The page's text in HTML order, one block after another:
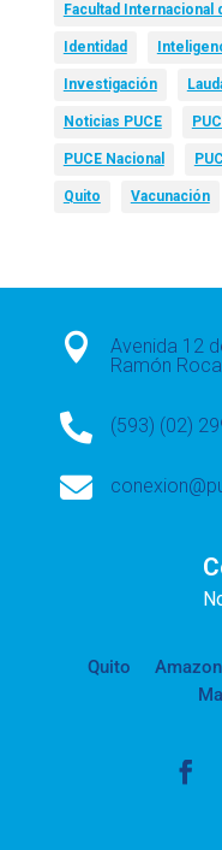
Facultad Internacional
Identidad
Investigación
Noticias PUCE
PUCE Nacional
Quito Vacunación

Avenida 12
Ramón Roca
 (593) (02)

Quito